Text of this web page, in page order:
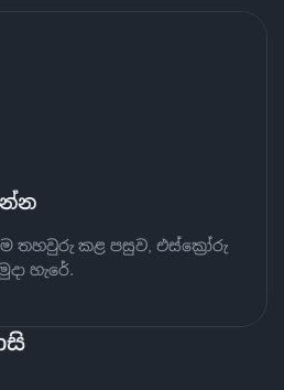
තහවුරු කළ පසුව, එස්ක්‍රෝරු
හැරේ.